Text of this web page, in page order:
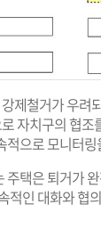
제철거가 우려
자치구의 협조
적으로 모니터
주택은 퇴거가
적인 대화와 협